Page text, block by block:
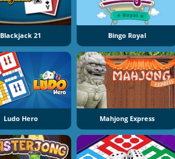
Blackjack 21 Bingo Royal
Ludo Hero Mahjong Express